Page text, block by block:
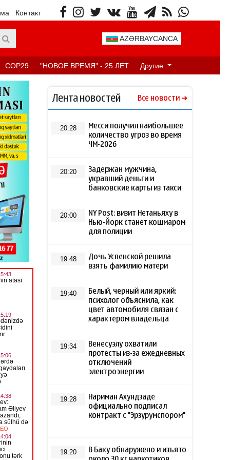
Контакт
AZƏRBAYCANCA
COP29 "НОВОЕ ВРЕМЯ" - 25 ЛЕТ Другие
Лента новостей Все новости
20:28
Месси получил наибольшее
количество угроз во время
ЧМ-2026
20:20
Задержан мужчина,
укравший деньги и
банковские карты из такси
20:00
NY Post: визит Нетаньяху в
Нью-Йорк станет кошмаром
для полиции
19:48
Дочь Успенской решила
взять фамилию матери
19:40
Белый, черный или яркий:
психолог объяснила, как
цвет автомобиля связан с
характером владельца
19:34
Венесуэлу охватили
протесты из-за ежедневных
отключений
электроэнергии
19:28
Нариман Ахундзаде
официально подписал
контракт с "Эрзурумспором"
19:20
В Баку обнаружено и изъято